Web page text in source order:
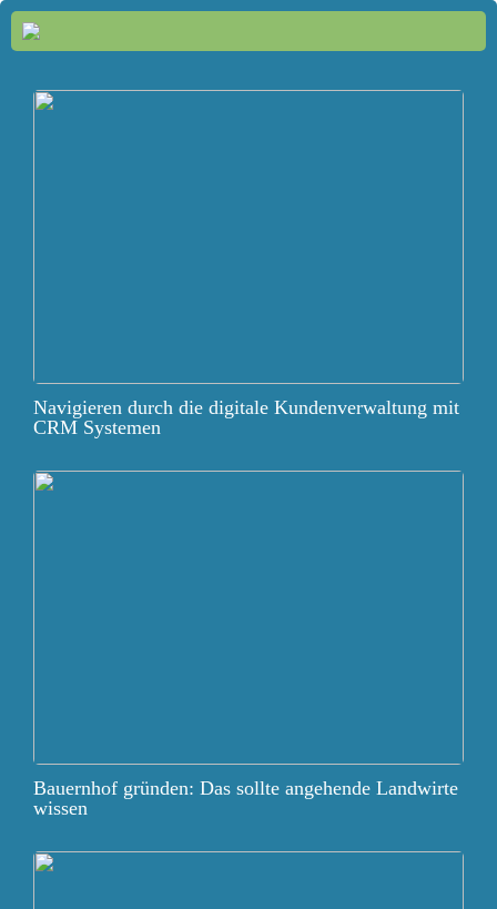
Navigieren durch die digitale Kundenverwaltung mit
CRM Systemen
Bauernhof gründen: Das sollte angehende Landwirte
wissen